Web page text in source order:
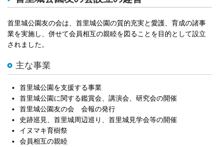
首里城公園友の会は、首里城公園の質的充実と愛護、育成の諸事
業を実施し、併せて会員相互の親睦を図ることを目的として設立
されました。
主な事業
首里城公園を支援する事業
首里城公園に関する鑑賞会、講演会、研究会の開催
首里城公園友の会 会報の発行
史跡巡見、首里城周辺巡り、首里城見学会等の開催
イヌマキ育樹祭
会員相互の親睦